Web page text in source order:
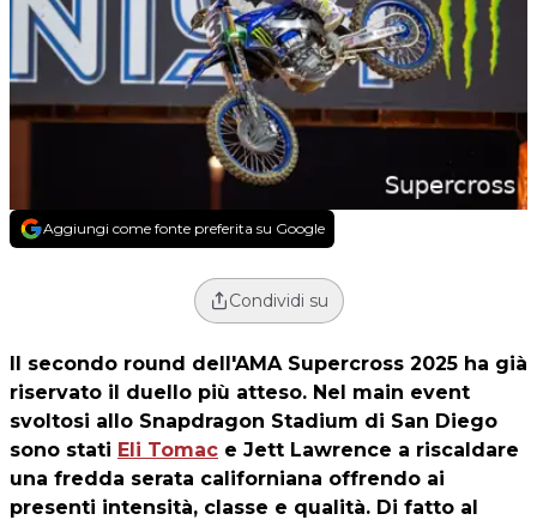
Aggiungi come fonte preferita su Google
Condividi su
Il secondo round dell'AMA Supercross 2025 ha già
riservato il duello più atteso. Nel main event
svoltosi allo Snapdragon Stadium di San Diego
sono stati Eli Tomac e Jett Lawrence a riscaldare
una fredda serata californiana offrendo ai
presenti intensità, classe e qualità. Di fatto al